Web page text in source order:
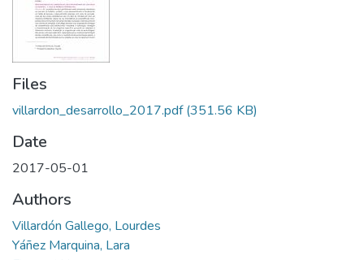
Policies
Files
villardon_desarrollo_2017.pdf(351.56 KB)
Date
2017-05-01
Authors
Villardón Gallego, Lourdes
Yáñez Marquina, Lara